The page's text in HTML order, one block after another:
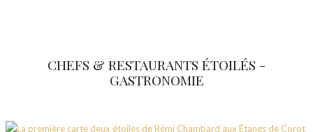
CHEFS & RESTAURANTS ÉTOILÉS -
GASTRONOMIE